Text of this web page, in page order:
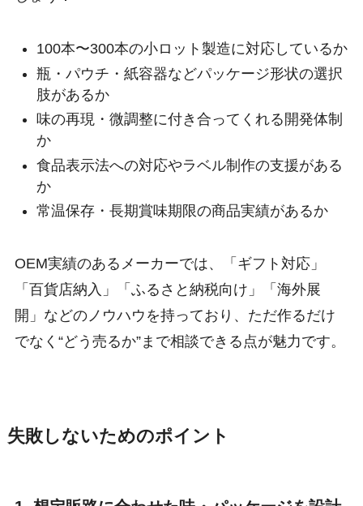
100本〜300本の小ロット製造に対応しているか
瓶・パウチ・紙容器などパッケージ形状の選択
肢があるか
味の再現・微調整に付き合ってくれる開発体制
か
食品表示法への対応やラベル制作の支援がある
か
常温保存・長期賞味期限の商品実績があるか
OEM実績のあるメーカーでは、「ギフト対応」
「百貨店納入」「ふるさと納税向け」「海外展
開」などのノウハウを持っており、ただ作るだけ
でなく“どう売るか”まで相談できる点が魅力です。
失敗しないためのポイント